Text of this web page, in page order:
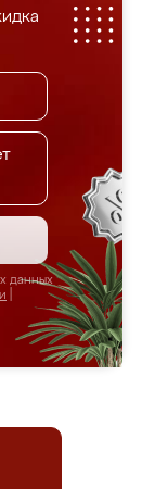
данных